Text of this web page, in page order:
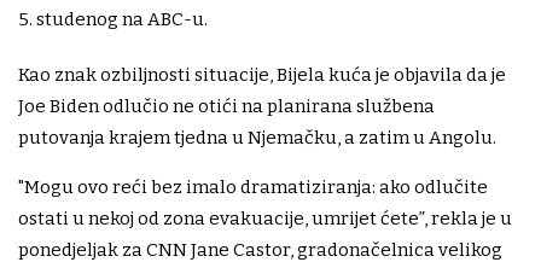
5. studenog na ABC-u.
Kao znak ozbiljnosti situacije, Bijela kuća je objavila da je
Joe Biden odlučio ne otići na planirana službena
putovanja krajem tjedna u Njemačku, a zatim u Angolu.
"Mogu ovo reći bez imalo dramatiziranja: ako odlučite
ostati u nekoj od zona evakuacije, umrijet ćete”, rekla je u
ponedjeljak za CNN Jane Castor, gradonačelnica velikog